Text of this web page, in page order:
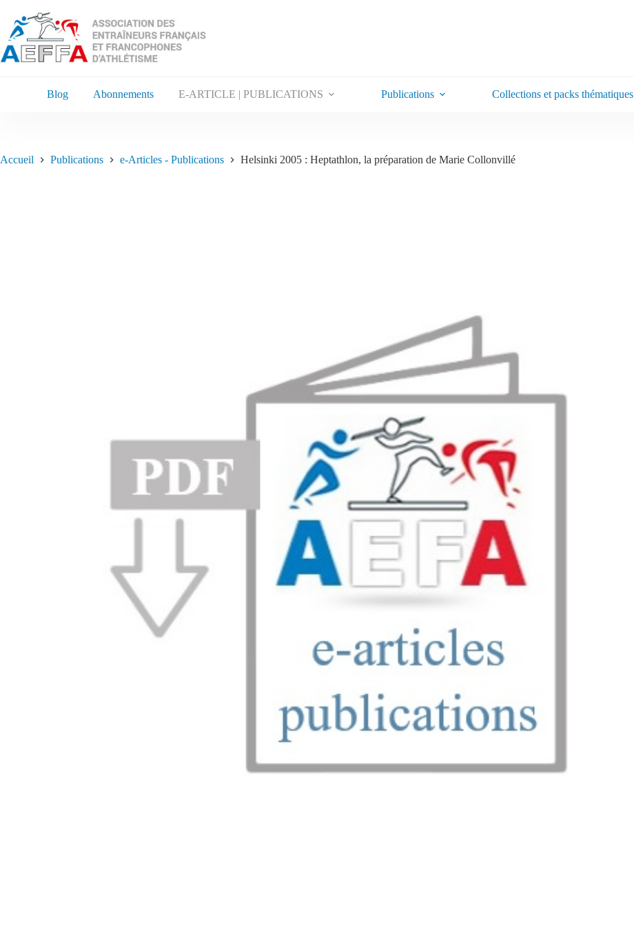
Blog Abonnements E-ARTICLE | PUBLICATIONS Publications Collections et packs thématiques
Accueil Publications e-Articles - Publications Helsinki 2005 : Heptathlon, la préparation de Marie Collonvillé